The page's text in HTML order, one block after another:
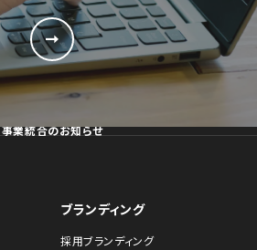
事業統合のお知らせ
ブランディング
採用ブランディング